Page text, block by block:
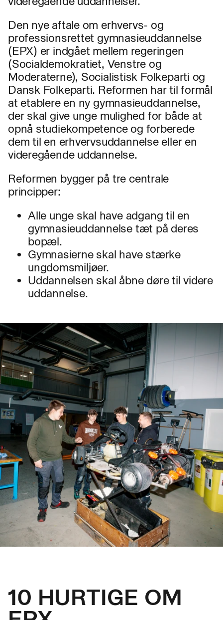
Den nye aftale om erhvervs- og
professionsrettet gymnasieuddannelse
(EPX) er indgået mellem regeringen
(Socialdemokratiet, Venstre og
Moderaterne), Socialistisk Folkeparti og
Dansk Folkeparti. Reformen har til formål
at etablere en ny gymnasieuddannelse,
der skal give unge mulighed for både at
opnå studiekompetence og forberede
dem til en erhvervsuddannelse eller en
videregående uddannelse.
Reformen bygger på tre centrale
principper:
Alle unge skal have adgang til en
gymnasieuddannelse tæt på deres
bopæl.
Gymnasierne skal have stærke
ungdomsmiljøer.
Uddannelsen skal åbne døre til videre
uddannelse.
10 HURTIGE OM